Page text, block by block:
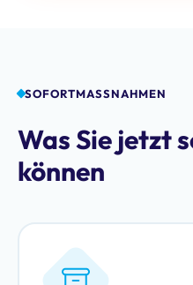
SOFORTMASSNAHMEN
Was Sie jetzt
können